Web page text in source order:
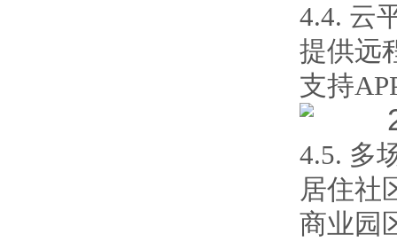
4.4. 云
提供远
支持
4.5. 多
居住社
商业园